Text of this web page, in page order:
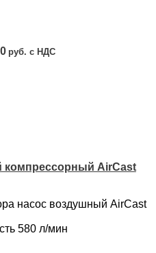
компрессорный AirCast
насос воздушный AirCast
580 л/мин